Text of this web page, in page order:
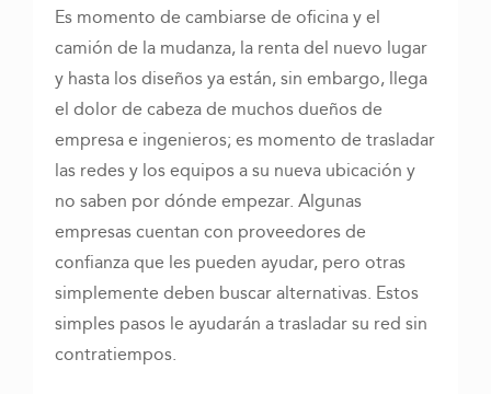
Es momento de cambiarse de oficina y el
camión de la mudanza, la renta del nuevo lugar
y hasta los diseños ya están, sin embargo, llega
el dolor de cabeza de muchos dueños de
empresa e ingenieros; es momento de trasladar
las redes y los equipos a su nueva ubicación y
no saben por dónde empezar. Algunas
empresas cuentan con proveedores de
confianza que les pueden ayudar, pero otras
simplemente deben buscar alternativas. Estos
simples pasos le ayudarán a trasladar su red sin
contratiempos.